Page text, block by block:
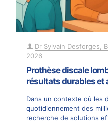
Dr Sylvain Desforges,
2026
Prothèse discale
résultats durables et
Dans un contexte où les
quotidiennement des
recherche de solutions